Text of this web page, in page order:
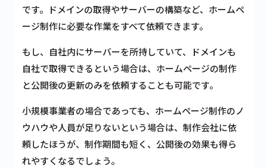
です。ドメインの取得やサーバーの構築など、ホームペ
ージ制作に必要な作業をすべて依頼できます。
もし、自社内にサーバーを所持していて、ドメインも
自社で取得できるという場合は、 ホームページの制作
と公開後の更新のみを依頼することも可能です。
小規模事業者の場合であっても、ホームページ制作のノ
ウハウや人員が足りないという場合は、制作会社に依
頼したほうが、制作期間も短く、公開後の効果も得ら
れやすくなるでしょう。